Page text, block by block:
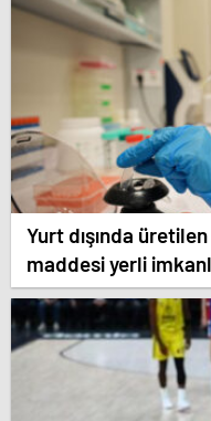
Yurt dışında
maddesi yerli
Haberleri